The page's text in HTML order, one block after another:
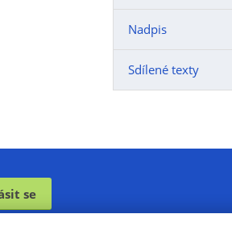
Nadpis
Sdílené texty
se